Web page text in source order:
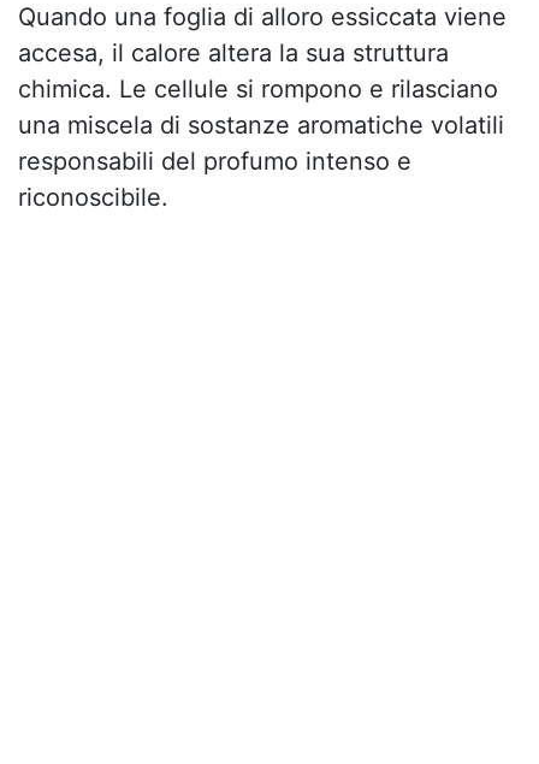
Quando una foglia di alloro essiccata viene
accesa, il calore altera la sua struttura
chimica. Le cellule si rompono e rilasciano
una miscela di sostanze aromatiche volatili
responsabili del profumo intenso e
riconoscibile.